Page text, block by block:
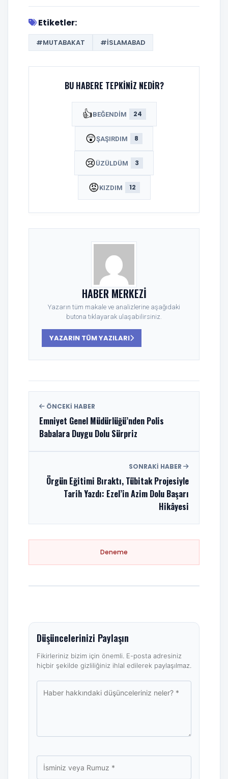
Etiketler:
#MUTABAKAT #İSLAMABAD
BU HABERE TEPKINIZ NEDIR?
👍BEĞENDIM 24
😲ŞAŞIRDIM 8
😢ÜZÜLDÜM 3
😡KIZDIM 12
HABER MERKEZI
Yazarın tüm makale ve analizlerine aşağıdaki
butona tıklayarak ulaşabilirsiniz.
YAZARIN TÜM YAZILARI
ÖNCEKI HABER
Emniyet Genel Müdürlüğü’nden Polis
Babalara Duygu Dolu Sürpriz
SONRAKI HABER
Örgün Eğitimi Bıraktı, Tübitak Projesiyle
Tarih Yazdı: Ezel’in Azim Dolu Başarı
Hikâyesi
Deneme
Düşüncelerinizi Paylaşın
Fikirleriniz bizim için önemli. E-posta adresiniz
hiçbir şekilde gizliliğiniz ihlal edilerek paylaşılmaz.